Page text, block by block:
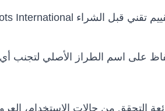
التحقق من حالات الاستخدام،